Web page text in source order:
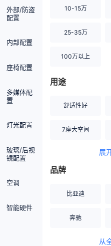
外部/防盗
配置
内部配置
座椅配置
多媒体配
置
灯光配置
玻璃/后视
镜配置
空调
智能硬件
10-15万
25-35万
100万以上
用途
舒适性好
7座大空间
展
品牌
比亚迪
奔驰
从